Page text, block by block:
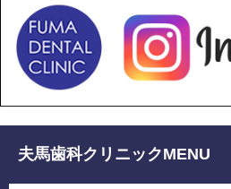
夫馬歯科クリニックMENU